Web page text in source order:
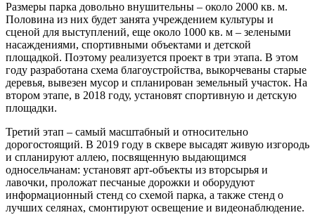
Размеры парка довольно внушительны – около 2000 кв. м.
Половина из них будет занята учреждением культуры и
сценой для выступлений, еще около 1000 кв. м – зелеными
насаждениями, спортивными объектами и детской
площадкой. Поэтому реализуется проект в три этапа. В этом
году разработана схема благоустройства, выкорчеваны старые
деревья, вывезен мусор и спланирован земельный участок. На
втором этапе, в 2018 году, установят спортивную и детскую
площадки.
Третий этап – самый масштабный и относительно
дорогостоящий. В 2019 году в сквере высадят живую изгородь
и спланируют аллею, посвященную выдающимся
односельчанам: установят арт-объекты из вторсырья и
лавочки, проложат песчаные дорожки и оборудуют
информационный стенд со схемой парка, а также стенд о
лучших селянах, смонтируют освещение и видеонаблюдение.